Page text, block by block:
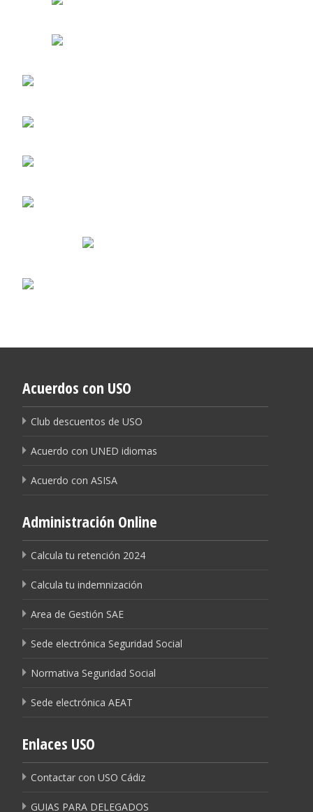
Acuerdos con USO
Club descuentos de USO
Acuerdo con UNED idiomas
Acuerdo con ASISA
Administración Online
Calcula tu retención 2024
Calcula tu indemnización
Area de Gestión SAE
Sede electrónica Seguridad Social
Normativa Seguridad Social
Sede electrónica AEAT
Enlaces USO
Contactar con USO Cádiz
GUIAS PARA DELEGADOS